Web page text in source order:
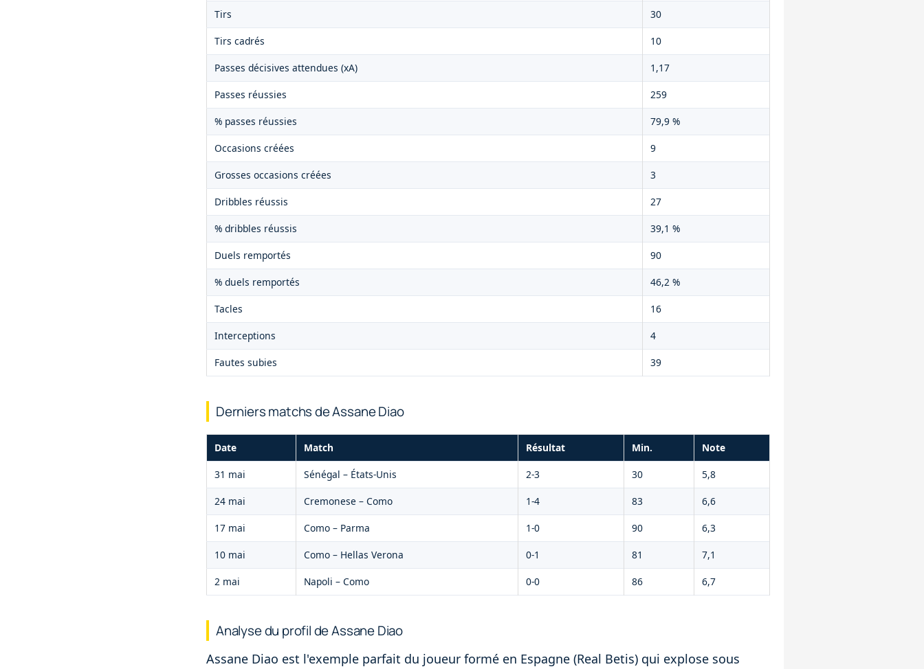
Tirs 30
Tirs cadrés 10
Passes décisives attendues (xA) 1,17
Passes réussies 259
% passes réussies 79,9 %
Occasions créées 9
Grosses occasions créées 3
Dribbles réussis 27
% dribbles réussis 39,1 %
Duels remportés 90
% duels remportés 46,2 %
Tacles 16
Interceptions 4
Fautes subies 39
Derniers matchs de Assane Diao
Date Match Résultat Min. Note
31 mai Sénégal – États-Unis 2-3 30 5,8
24 mai Cremonese – Como 1-4 83 6,6
17 mai Como – Parma 1-0 90 6,3
10 mai Como – Hellas Verona 0-1 81 7,1
2 mai Napoli – Como 0-0 86 6,7
Analyse du profil de Assane Diao
Assane Diao est l'exemple parfait du joueur formé en Espagne (Real Betis) qui explose sous